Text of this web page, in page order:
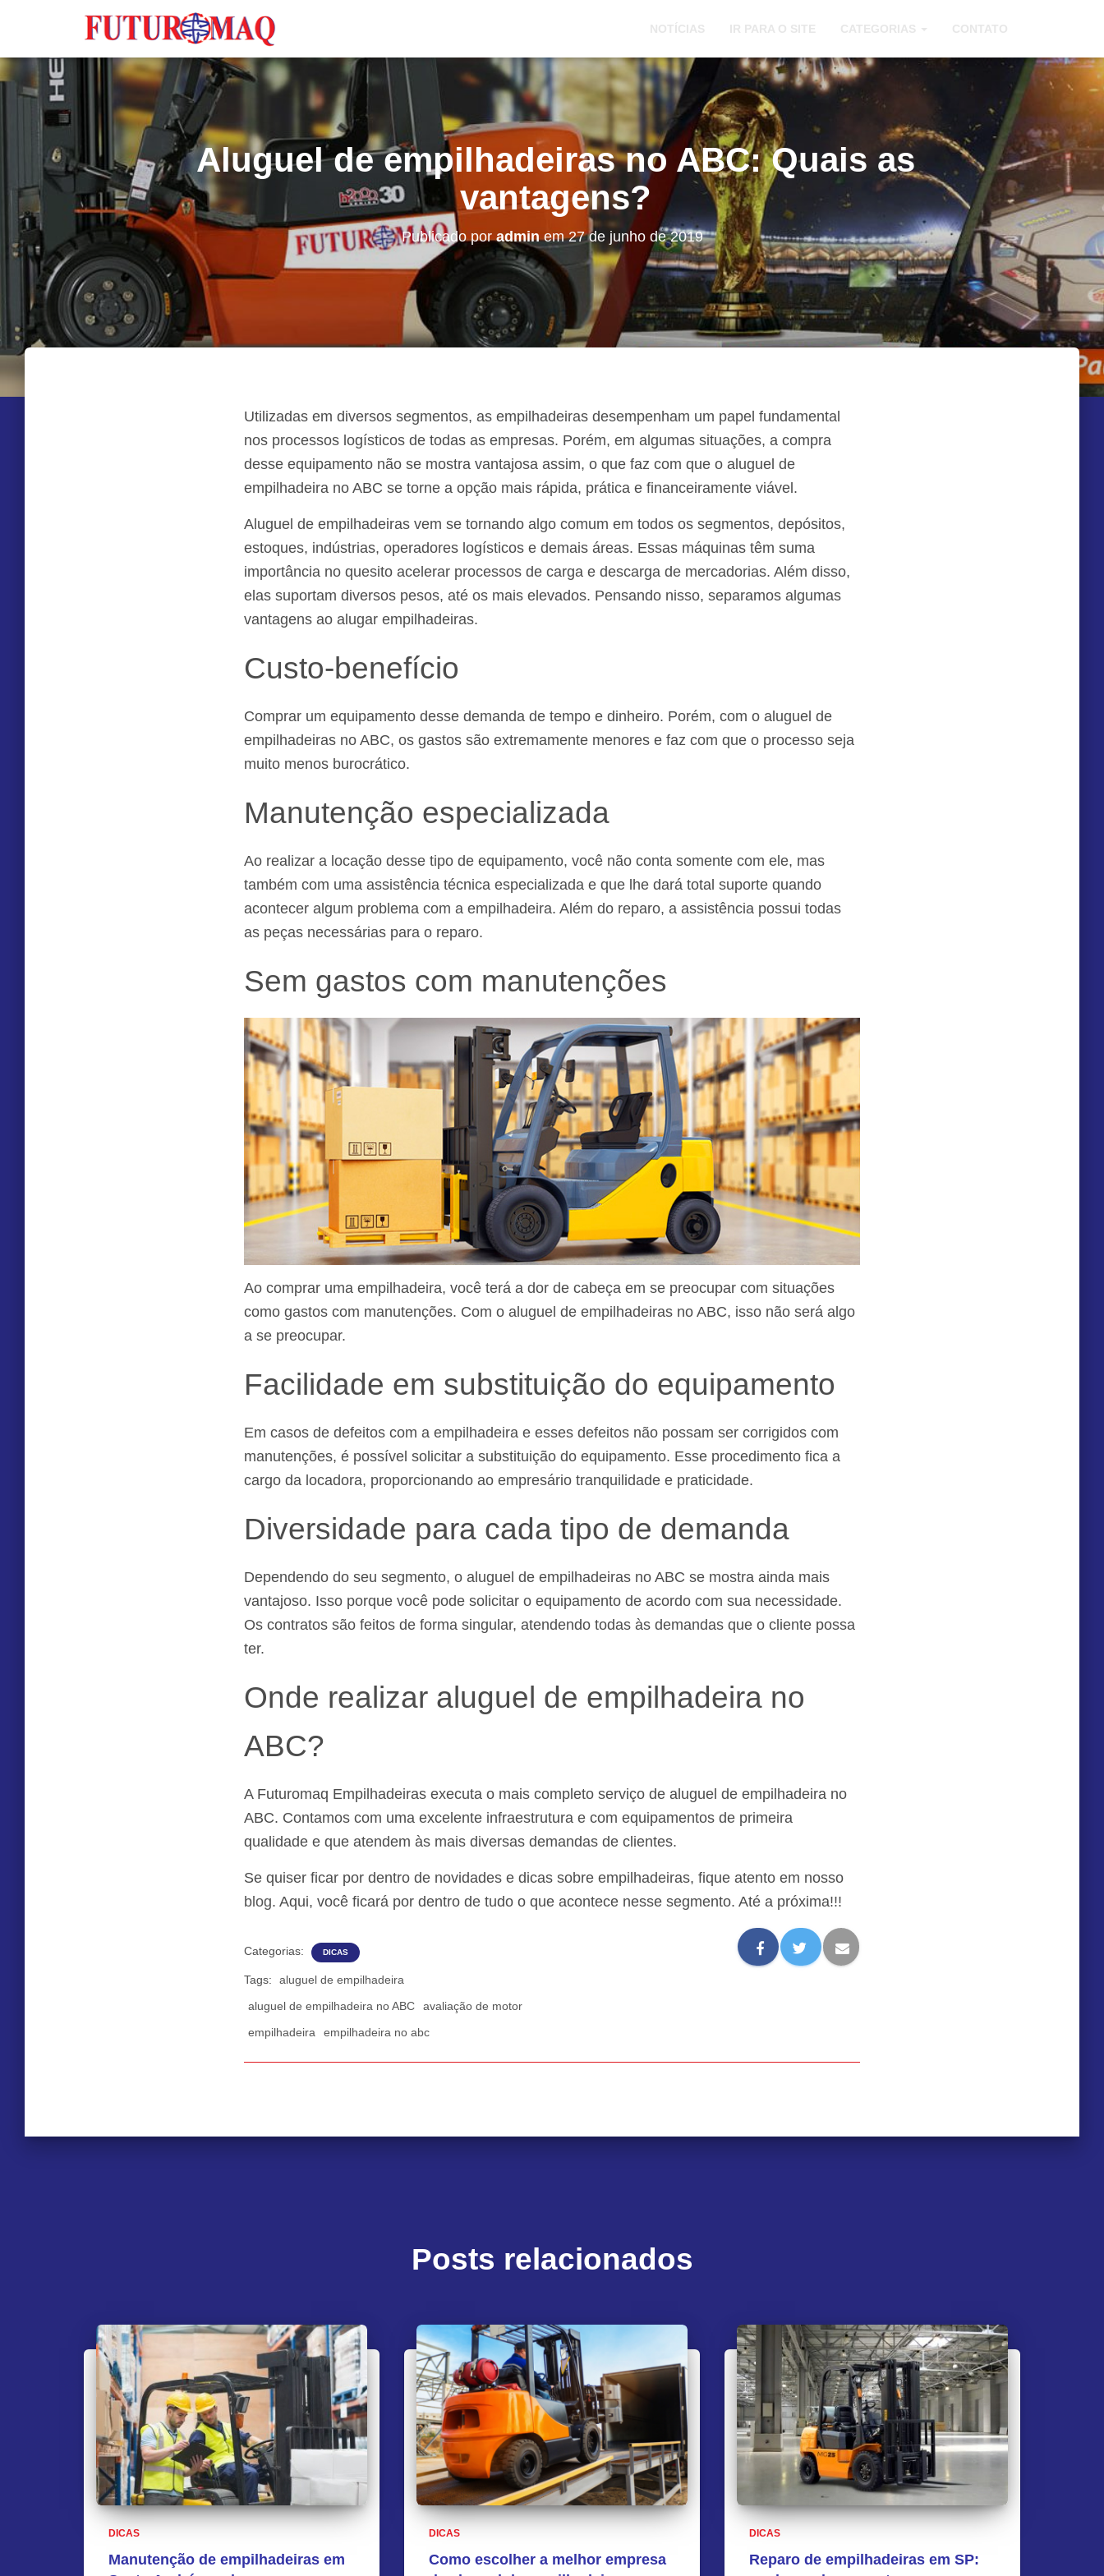
NOTÍCIAS IR PARA O SITE CATEGORIAS CONTATO
Aluguel de empilhadeiras no ABC: Quais as
vantagens?
Publicado poradminem27 de junho de 2019
Utilizadas em diversos segmentos, as empilhadeiras desempenham um papel fundamental
nos processos logísticos de todas as empresas. Porém, em algumas situações, a compra
desse equipamento não se mostra vantajosa assim, o que faz com que o aluguel de
empilhadeira no ABC se torne a opção mais rápida, prática e financeiramente viável.
Aluguel de empilhadeiras vem se tornando algo comum em todos os segmentos, depósitos,
estoques, indústrias, operadores logísticos e demais áreas. Essas máquinas têm suma
importância no quesito acelerar processos de carga e descarga de mercadorias. Além disso,
elas suportam diversos pesos, até os mais elevados. Pensando nisso, separamos algumas
vantagens ao alugar empilhadeiras.
Custo-benefício
Comprar um equipamento desse demanda de tempo e dinheiro. Porém, com o aluguel de
empilhadeiras no ABC, os gastos são extremamente menores e faz com que o processo seja
muito menos burocrático.
Manutenção especializada
Ao realizar a locação desse tipo de equipamento, você não conta somente com ele, mas
também com uma assistência técnica especializada e que lhe dará total suporte quando
acontecer algum problema com a empilhadeira. Além do reparo, a assistência possui todas
as peças necessárias para o reparo.
Sem gastos com manutenções
Ao comprar uma empilhadeira, você terá a dor de cabeça em se preocupar com situações
como gastos com manutenções. Com o aluguel de empilhadeiras no ABC, isso não será algo
a se preocupar.
Facilidade em substituição do equipamento
Em casos de defeitos com a empilhadeira e esses defeitos não possam ser corrigidos com
manutenções, é possível solicitar a substituição do equipamento. Esse procedimento fica a
cargo da locadora, proporcionando ao empresário tranquilidade e praticidade.
Diversidade para cada tipo de demanda
Dependendo do seu segmento, o aluguel de empilhadeiras no ABC se mostra ainda mais
vantajoso. Isso porque você pode solicitar o equipamento de acordo com sua necessidade.
Os contratos são feitos de forma singular, atendendo todas às demandas que o cliente possa
ter.
Onde realizar aluguel de empilhadeira no
ABC?
A Futuromaq Empilhadeiras executa o mais completo serviço de aluguel de empilhadeira no
ABC. Contamos com uma excelente infraestrutura e com equipamentos de primeira
qualidade e que atendem às mais diversas demandas de clientes.
Se quiser ficar por dentro de novidades e dicas sobre empilhadeiras, fique atento em nosso
blog. Aqui, você ficará por dentro de tudo o que acontece nesse segmento. Até a próxima!!!
Categorias: DICAS
Tags:
aluguel de empilhadeira
aluguel de empilhadeira no ABC
avaliação de motor
empilhadeira
empilhadeira no abc
Posts relacionados
DICAS
Manutenção de empilhadeiras em
DICAS
Como escolher a melhor empresa
DICAS
Reparo de empilhadeiras em SP: